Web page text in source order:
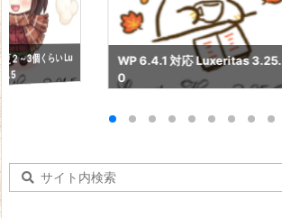
２～3個くらい Lu
WP 6.4.1 対応 Luxeritas 3.25.
0